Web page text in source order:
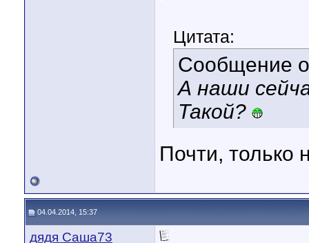
Цитата:
Сообщение
А наши
Такой?
Почти, только
04.04.2014, 15:37
дядя Саша73